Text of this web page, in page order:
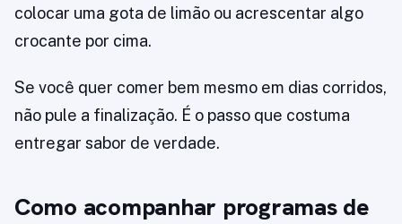
colocar uma gota de limão ou acrescentar algo
crocante por cima.
Se você quer comer bem mesmo em dias corridos,
não pule a finalização. É o passo que costuma
entregar sabor de verdade.
Como acompanhar programas de